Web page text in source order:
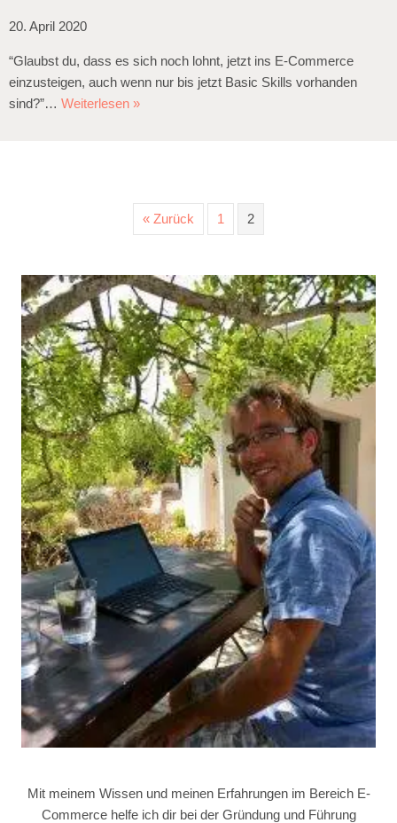
20. April 2020
“Glaubst du, dass es sich noch lohnt, jetzt ins E-Commerce
einzusteigen, auch wenn nur bis jetzt Basic Skills vorhanden
sind?”… Weiterlesen »
« Zurück 1 2
Mit meinem Wissen und meinen Erfahrungen im Bereich E-
Commerce helfe ich dir bei der Gründung und Führung